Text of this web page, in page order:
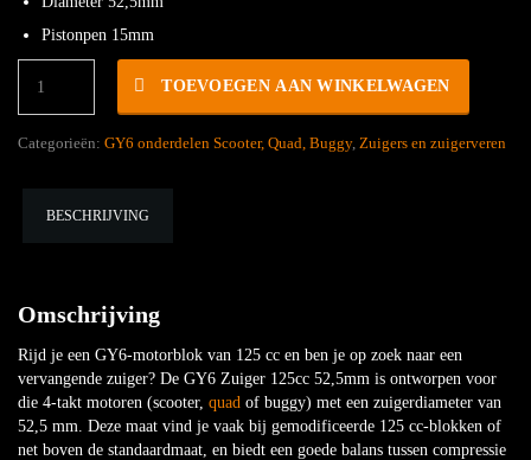
Pistonpen 15mm
Zuiger
125cc
52,5mm
TOEVOEGEN AAN WINKELWAGEN
Categorieën: GY6 onderdelen Scooter, Quad, Buggy, Zuigers en zuigerveren
BESCHRIJVING
Omschrijving
Rijd je een GY6-motorblok van 125 cc en ben je op zoek naar een
vervangende zuiger? De GY6 Zuiger 125cc 52,5mm is ontworpen voor
die 4-takt motoren (scooter, quad of buggy) met een zuigerdiameter van
52,5 mm. Deze maat vind je vaak bij gemodificeerde 125 cc-blokken of
net boven de standaardmaat, en biedt een goede balans tussen compressie